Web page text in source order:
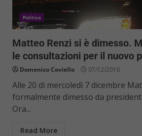
Politica
Matteo Renzi si è dimesso.
le consultazioni per il nuovo
Domenico Coviello 07/12/2016
Alle 20 di mercoledì 7 dicembre
formalmente dimesso da
Ora...
Read More